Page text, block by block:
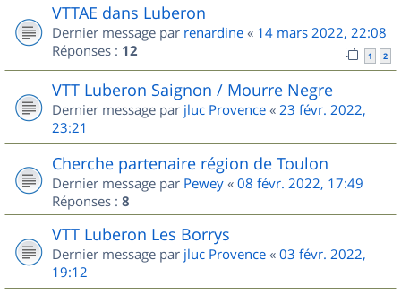
VTTAE dans Luberon
Dernier message par renardine « 14 mars 2022, 22:08
Réponses : 12 1 2
VTT Luberon Saignon / Mourre Negre
Dernier message par jluc Provence « 23 févr. 2022,
23:21
Cherche partenaire région de Toulon
Dernier message par Pewey « 08 févr. 2022, 17:49
Réponses : 8
VTT Luberon Les Borrys
Dernier message par jluc Provence « 03 févr. 2022,
19:12